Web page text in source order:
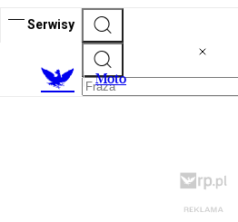
Serwisy
Moto